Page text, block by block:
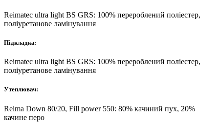
Reimatec ultra light BS GRS: 100% перероблений поліестер,
поліуретанове ламінування
Підкладка:
Reimatec ultra light BS GRS: 100% перероблений поліестер,
поліуретанове ламінування
Утеплювач:
Reima Down 80/20, Fill power 550: 80% качиний пух, 20%
качине перо